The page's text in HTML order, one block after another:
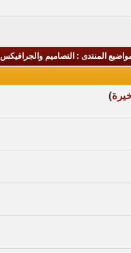
المنتدى : التصاميم والجرافيكس
)